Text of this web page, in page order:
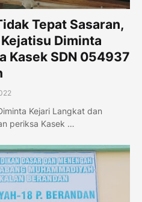
Tepat Sasaran,
Diminta
Kasek SDN 054937
Kejari Langkat dan
periksa Kasek …